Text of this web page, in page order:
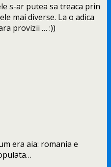
s-ar putea sa treaca prin
mai diverse. La o adica
provizii … :))
era aia: romania e